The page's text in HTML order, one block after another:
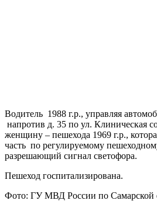
Водитель 1988 г.р., управляя
напротив д. 35 по ул. Клиническая
женщину – пешехода 1969 г.р.,
часть по регулируемому
разрешающий сигнал светофора.
Пешеход госпитализирована.
Фото: ГУ МВД России по Самарской